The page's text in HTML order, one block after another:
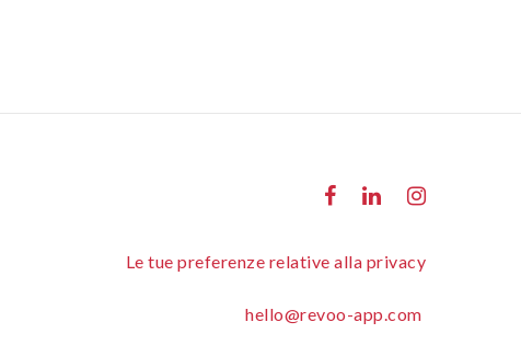
Le tue preferenze relative alla privacy
hello@revoo-app.com